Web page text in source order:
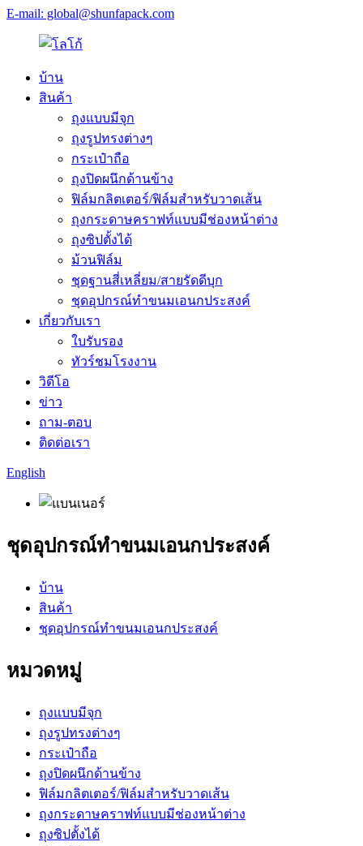
E-mail: global@shunfapack.com
บ้าน
สินค้า
ถุงแบบมีจุก
ถุงรูปทรงต่างๆ
กระเป๋าถือ
ถุงปิดผนึกด้านข้าง
ฟิล์มกลิตเตอร์/ฟิล์มสำหรับวาดเส้น
ถุงกระดาษคราฟท์แบบมีช่องหน้าต่าง
ถุงซิปตั้งได้
ม้วนฟิล์ม
ชุดฐานสี่เหลี่ยม/สายรัดดีบุก
ชุดอุปกรณ์ทำขนมเอนกประสงค์
เกี่ยวกับเรา
ใบรับรอง
ทัวร์ชมโรงงาน
วิดีโอ
ข่าว
ถาม-ตอบ
ติดต่อเรา
English
ชุดอุปกรณ์ทำขนมเอนกประสงค์
บ้าน
สินค้า
ชุดอุปกรณ์ทำขนมเอนกประสงค์
หมวดหมู่
ถุงแบบมีจุก
ถุงรูปทรงต่างๆ
กระเป๋าถือ
ถุงปิดผนึกด้านข้าง
ฟิล์มกลิตเตอร์/ฟิล์มสำหรับวาดเส้น
ถุงกระดาษคราฟท์แบบมีช่องหน้าต่าง
ถุงซิปตั้งได้